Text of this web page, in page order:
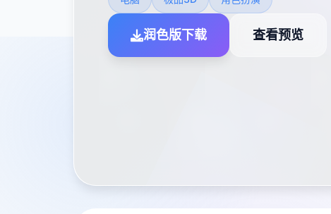
润色版下载 查看预览